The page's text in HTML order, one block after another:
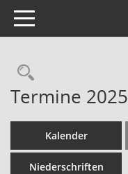
Toggle navigation
Termine 2025
Kalender
Niederschriften